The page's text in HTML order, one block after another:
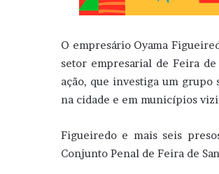
O empresário Oyama
setor empresarial de Feira
ação, que investiga um
na cidade e em municípios
Figueiredo e mais seis
Conjunto Penal de Feira de